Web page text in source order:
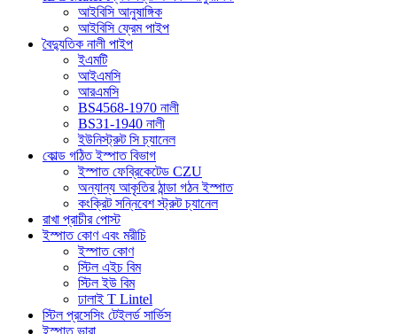
আইবিসি আনুষাঙ্গিক
আইবিসি ফ্রেম পাইপ
বৈদ্যুতিক নালী পাইপ
ইএমটি
আইএমসি
আরএমসি
BS4568-1970 নালী
BS31-1940 নালী
ইউনিস্ট্রুট সি চ্যানেল
কোল্ড গঠিত ইস্পাত বিভাগ
ইস্পাত ফেব্রিকেটেড CZU
অন্যান্য আকৃতির ঠান্ডা গঠন ইস্পাত
কংক্রিট সন্নিবেশ স্ট্রুট চ্যানেল
রাখা প্রাচীর পোস্ট
ইস্পাত কোণ এবং মরীচি
ইস্পাত কোণ
স্টিল এইচ বিম
স্টিল ইউ বিম
ঢালাই T Lintel
স্টিল প্রসেসিং টেইলর্ড সার্ভিস
ইস্পাত ভারা